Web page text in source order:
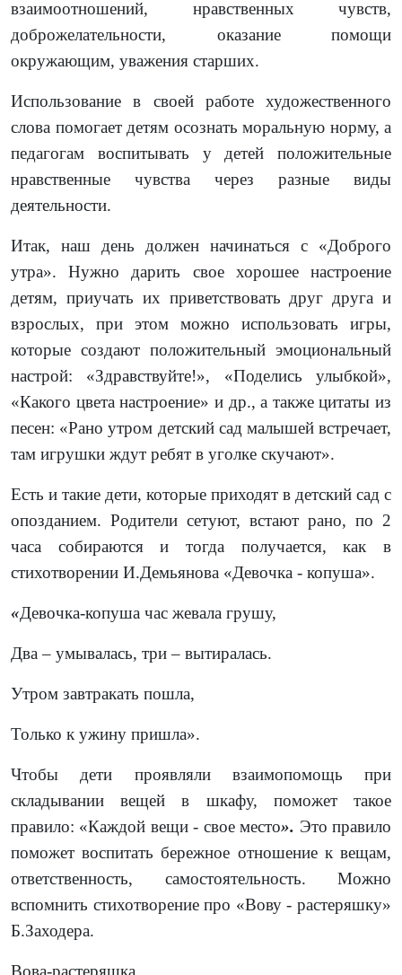
взаимоотношений, нравственных чувств,
доброжелательности, оказание помощи
окружающим, уважения старших.
Использование в своей работе художественного
слова помогает детям осознать моральную норму, а
педагогам воспитывать у детей положительные
нравственные чувства через разные виды
деятельности.
Итак, наш день должен начинаться с «Доброго
утра». Нужно дарить свое хорошее настроение
детям, приучать их приветствовать друг друга и
взрослых, при этом можно использовать игры,
которые создают положительный эмоциональный
настрой: «Здравствуйте!», «Поделись улыбкой»,
«Какого цвета настроение» и др., а также цитаты из
песен: «Рано утром детский сад малышей встречает,
там игрушки ждут ребят в уголке скучают».
Есть и такие дети, которые приходят в детский сад с
опозданием. Родители сетуют, встают рано, по 2
часа собираются и тогда получается, как в
стихотворении И.Демьянова «Девочка - копуша».
«Девочка-копуша час жевала грушу,
Два – умывалась, три – вытиралась.
Утром завтракать пошла,
Только к ужину пришла».
Чтобы дети проявляли взаимопомощь при
складывании вещей в шкафу, поможет такое
правило: «Каждой вещи - свое место». Это правило
поможет воспитать бережное отношение к вещам,
ответственность, самостоятельность. Можно
вспомнить стихотворение про «Вову - растеряшку»
Б.Заходера.
Вова-растеряшка,